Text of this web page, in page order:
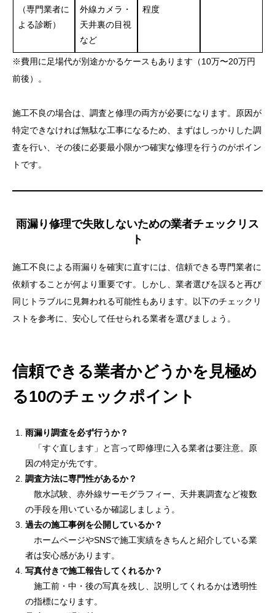
（専門業者に
よる診断）
外線カメラ・
天井裏の目視
など
程度
※費用に足場代が別途かかるケースもあります（10万〜20万円
前後）。
施工不良の場合は、調査と修理の両方が必要になります。原因が
特定できなければ無駄な工事になるため、まずはしっかりした調
査を行い、その後に必要最小限かつ確実な修理を行うのがポイン
トです。
雨漏り修理で失敗しないための業者チェックリス
ト
施工不良による雨漏りを確実に直すには、信頼できる専門業者に
依頼することが何より重要です。しかし、業者選びを誤ると再び
同じトラブルに見舞われる可能性もあります。以下のチェックリ
ストを参考に、安心して任せられる業者を選びましょう。
信頼できる業者かどうかを見極め
る10のチェックポイント
雨漏り調査を必ず行うか？
「すぐ直します」と言って即修理に入る業者は要注意。原
因の特定が先です。
調査方法に専門性があるか？
散水試験、赤外線サーモグラフィー、天井裏調査など複数
の手段を用いているか確認しましょう。
過去の施工事例を公開しているか？
ホームページやSNSで施工実績をきちんと紹介している業
者は安心感があります。
写真付きで施工報告してくれるか？
施工前・中・後の写真を残し、説明してくれるかは透明性
の指標になります。
実際に見積もりをとる際のアドバイス
補償や保証制度の確認も忘れずに
施工不良による雨漏りは火災保険の対象になるのか？